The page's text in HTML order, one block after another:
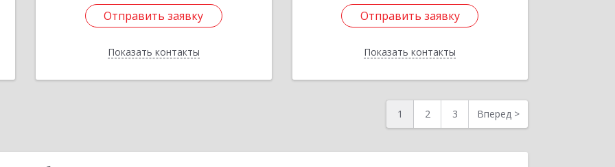
Отправить заявку
Показать контакты
Отправить заявку
Назад
Отправить заявку
Показать контакты
Отправить заявку
Назад
1 2 3 Вперед >